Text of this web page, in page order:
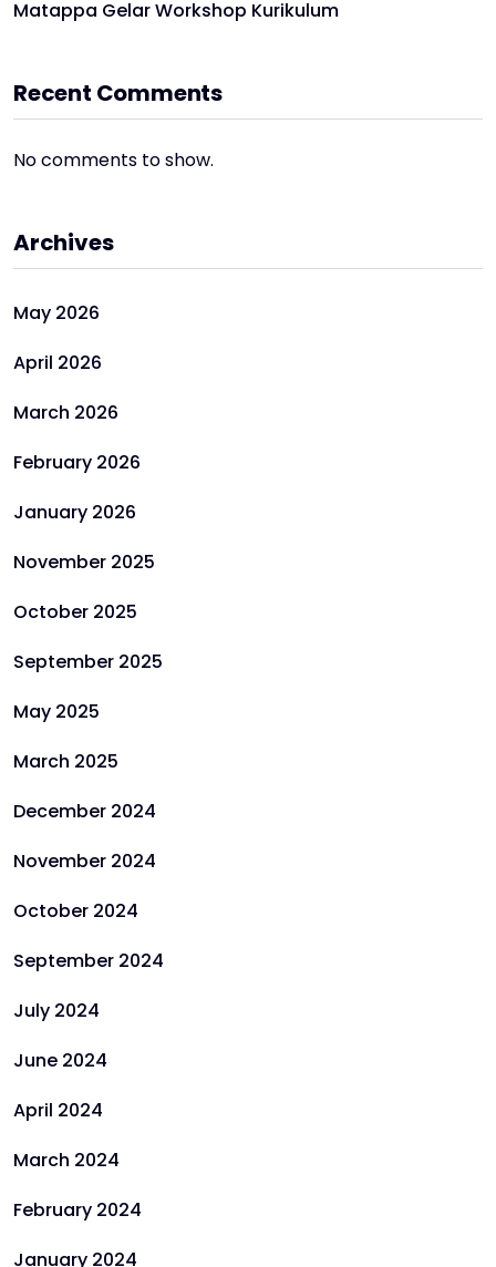
Matappa Gelar Workshop Kurikulum
Recent Comments
No comments to show.
Archives
May 2026
April 2026
March 2026
February 2026
January 2026
November 2025
October 2025
September 2025
May 2025
March 2025
December 2024
November 2024
October 2024
September 2024
July 2024
June 2024
April 2024
March 2024
February 2024
January 2024